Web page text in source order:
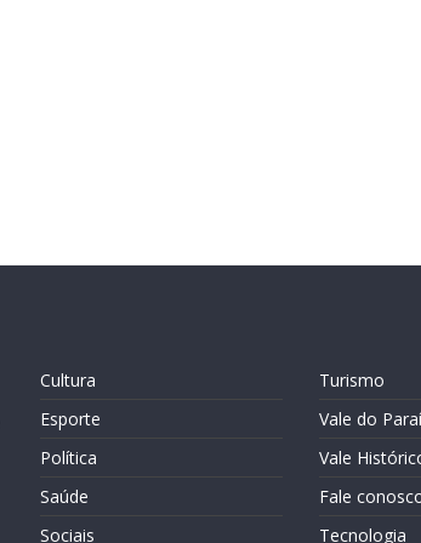
Cultura
Esporte
Política
Saúde
Sociais
Turismo
Vale do
Vale
Fale
Tecnologia